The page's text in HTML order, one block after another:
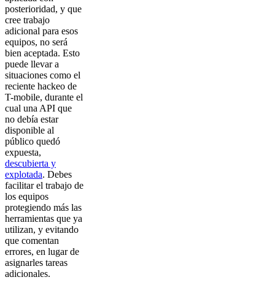
posterioridad, y que
cree trabajo
adicional para esos
equipos, no será
bien aceptada. Esto
puede llevar a
situaciones como el
reciente hackeo de
T-mobile, durante el
cual una API que
no debía estar
disponible al
público quedó
expuesta,
descubierta y
explotada. Debes
facilitar el trabajo de
los equipos
protegiendo más las
herramientas que ya
utilizan, y evitando
que comentan
errores, en lugar de
asignarles tareas
adicionales.